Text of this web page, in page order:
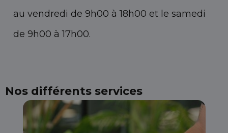
au vendredi de 9h00 à 18h00 et le samedi
de 9h00 à 17h00.
Nos différents services